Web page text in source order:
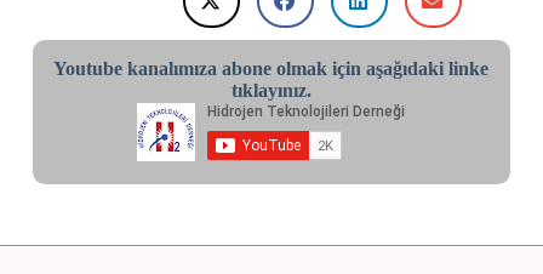
Youtube kanalımıza abone olmak için aşağıdaki linke
tıklayınız.